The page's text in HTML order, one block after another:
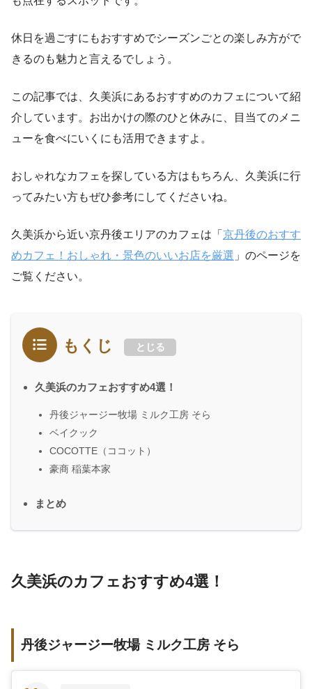
休日を過ごすにもおすすめでシーズンごとの楽しみ方がで
きるのも魅力と言えるでしょう。
この記事では、久美浜にあるおすすめのカフェについて紹
介しています。お出かけの際のひと休みに、目当てのメニ
ューを食べにいくにも活用できますよ。
おしゃれなカフェを探している方はもちろん、久美浜に行
ってみたい方もぜひ参考にしてくださいね。
久美浜から近い京丹後エリアのカフェは「 京丹後のおすす
めカフェ！おしゃれ・景色のいいお店を厳選 」のページを
ご覧ください。
もくじ とじる
久美浜のカフェおすすめ4選！
丹後ジャージー牧場 ミルク工房 そら
ベイクック
COCOTTE（ココット）
豪商 稲葉本家
まとめ
久美浜のカフェおすすめ4選！
丹後ジャージー牧場 ミルク工房 そら